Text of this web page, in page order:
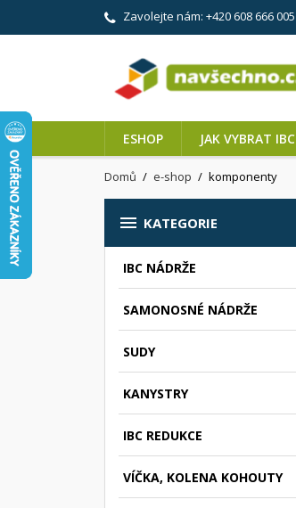
Zavolejte nám: +420 608 666 005
ESHOP JAK VYBRAT IBC
Domů e-shop komponenty
 KATEGORIE
IBC NÁDRŽE
SAMONOSNÉ NÁDRŽE
SUDY
KANYSTRY
IBC REDUKCE
VÍČKA, KOLENA KOHOUTY